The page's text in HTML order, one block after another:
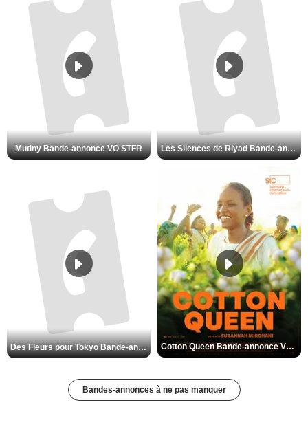
Mutiny Bande-annonce VO STFR Les Silences de Riyad Bande-annonce VO STFR
Des Fleurs pour Tokyo Bande-annonce VO STFR Cotton Queen Bande-annonce VO STFR
Bandes-annonces à ne pas manquer